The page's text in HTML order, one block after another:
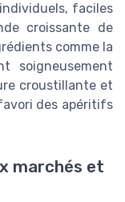
faciles
croissante de
comme la
soigneusement
croustillante et
des apéritifs
marchés et